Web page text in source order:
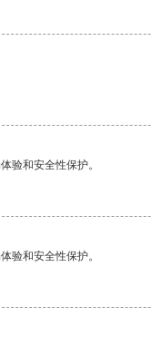
验和安全性保护。
验和安全性保护。